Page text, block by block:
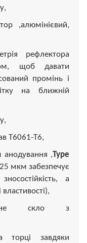
,алюмінієвий,
рефлектора
щоб давати
промінь і
на ближній
T6061-T6,
анодування ,Type
мкм забезпечує
а
скло з
торці завдяки